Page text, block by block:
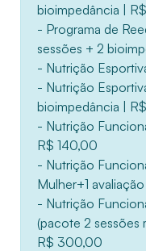
bioimpedância |
- Programa de
sessões + 2
- Nutrição
- Nutrição
bioimpedância |
- Nutrição
R$ 140,00
- Nutrição
Mulher+1
- Nutrição
(pacote 2 sessões
R$ 300,00